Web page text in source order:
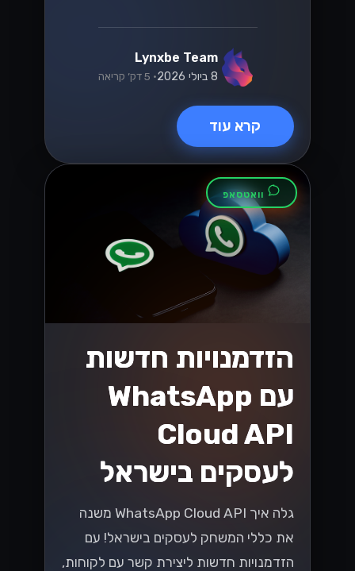
Lynxbe Team
8 ביולי 2026 • 5 דק׳ קריאה
קרא עוד
וואטסאפ
הזדמנויות חדשות
עם WhatsApp
Cloud API
לעסקים בישראל
גלה איך WhatsApp Cloud API משנה
את כללי המשחק לעסקים בישראל! עם
הזדמנויות חדשות ליצירת קשר עם לקוחות,